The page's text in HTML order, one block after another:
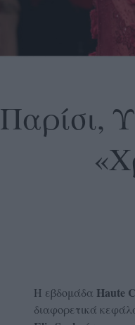
Παρίσι,
Η εβδομάδα Haute
διαφορετικά